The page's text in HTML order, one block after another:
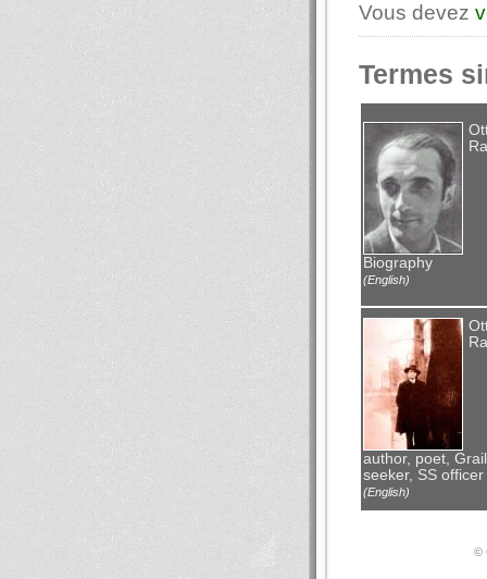
Vous devez
Termes
Biography
(English)
author, poet, Grail
seeker, SS officer
(English)
©